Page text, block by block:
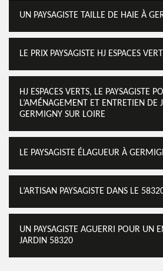
UN PAYSAGISTE TAILLE DE HAIE À
LE PRIX PAYSAGISTE HJ ESPACES
HJ ESPACES VERTS, LE PAYSAGISTE
L’AMÉNAGEMENT ET ENTRETIEN DE
GERMIGNY SUR LOIRE
LE PAYSAGISTE ÉLAGUEUR À
L’ARTISAN PAYSAGISTE DANS LE
UN PAYSAGISTE AGUERRI POUR UN
JARDIN 58320